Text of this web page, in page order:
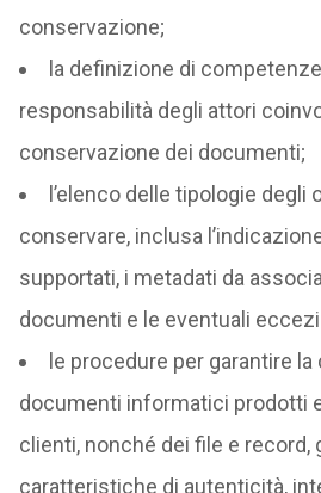
conservazione;
la definizione di
responsabilità degli attori
conservazione dei documenti;
l’elenco delle tipologie degli
conservare, inclusa
supportati, i metadati da
documenti e le eventuali
le procedure per garantire
documenti informatici prodotti
clienti, nonché dei file e record,
caratteristiche di autenticità,